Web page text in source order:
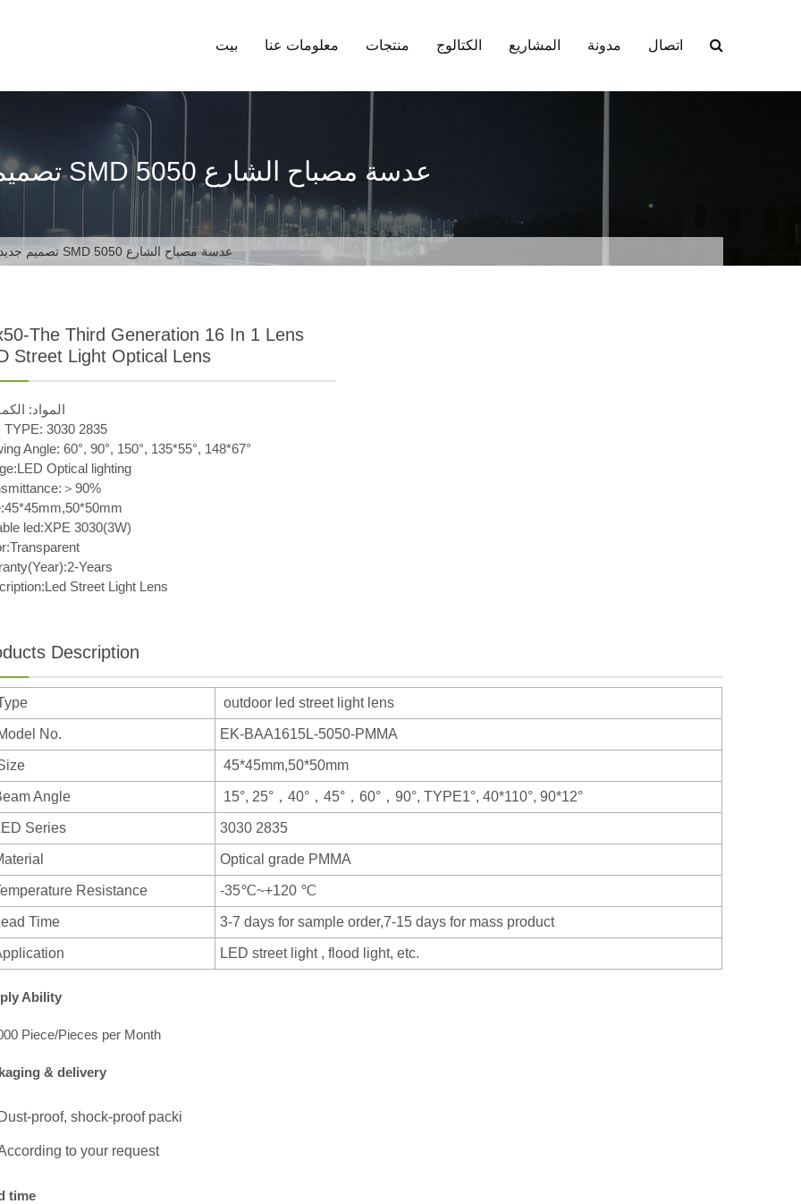
بيت معلومات عنا منتجات الكتالوج المشاريع مدونة اتصال
تصميم جديد للإضاءة الخارجية وحدة SMD 5050 عدسة مصباح الشارع
تصميم جديد للإضاءة الخارجية وحدة SMD 5050 عدسة مصباح الشارع
The Third Generation 16 In 1 Lens
Street Light Optical Lens
المواد:
TYPE: 3030 2835
Angle: 60°, 90°, 150°, 135*55°, 148*67°
Optical lighting
＞90%
led:XPE 3030(3W)
Years
Street Light Lens
Description
outdoor led street light lens
No. EK-BAA1615L-5050-PMMA
45*45mm,50*50mm
Angle 15°, 25°，40°，45°，60°，90°, TYPE1°, 40*110°, 90*12°
Series 3030 2835
Optical grade PMMA
Resistance -35℃~+120 ℃
Time 3-7 days for sample order,7-15 days for mass product
LED street light , flood light, etc.
Ability
Piece/Pieces per Month
& delivery
proof, shock-proof packi
to your request
time